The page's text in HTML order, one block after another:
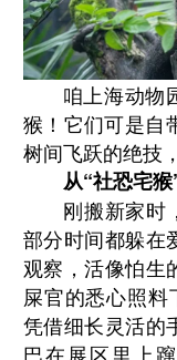
咱上海动物
猴！它们可是自
树间飞跃的绝技
从“社恐宅
刚搬新家时
部分时间都躲在
观察，活像怕生
屎官的悉心照
凭借细长灵活的
巴在展区里上